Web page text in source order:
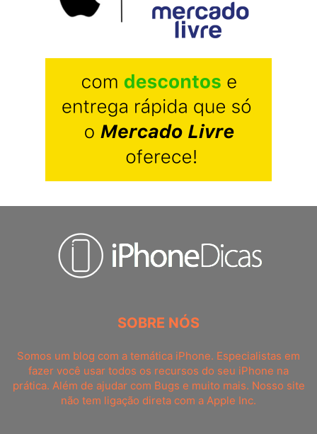
SOBRE NÓS
Somos um blog com a temática iPhone. Especialistas em
fazer você usar todos os recursos do seu iPhone na
prática. Além de ajudar com Bugs e muito mais. Nosso site
não tem ligação direta com a Apple Inc.